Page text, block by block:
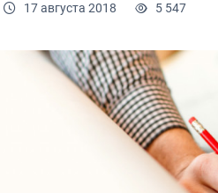
17 августа 2018 5 547